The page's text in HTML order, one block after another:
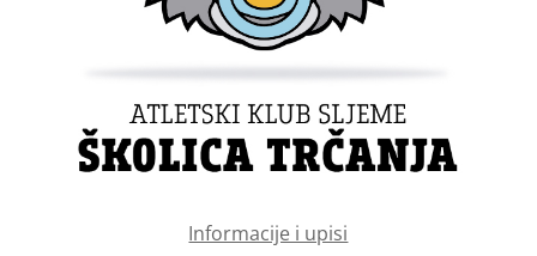
Informacije i upisi